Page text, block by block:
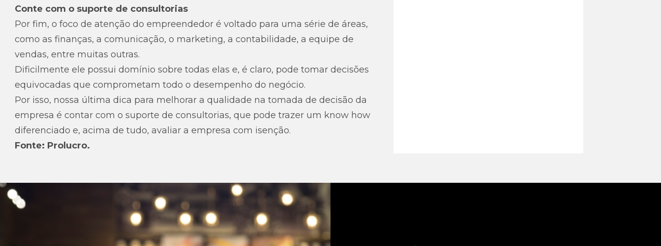
Conte com o suporte de consultorias
Por fim, o foco de atenção do empreendedor é voltado para uma série de áreas,
como as finanças, a comunicação, o marketing, a contabilidade, a equipe de
vendas, entre muitas outras.
Dificilmente ele possui domínio sobre todas elas e, é claro, pode tomar decisões
equivocadas que comprometam todo o desempenho do negócio.
Por isso, nossa última dica para melhorar a qualidade na tomada de decisão da
empresa é contar com o suporte de consultorias, que pode trazer um know how
diferenciado e, acima de tudo, avaliar a empresa com isenção.
Fonte: Prolucro.